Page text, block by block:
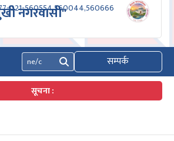
021-560554,560044,560666
नगरवासी"
खोज्नुहोस् सम्पर्क
सूचना :